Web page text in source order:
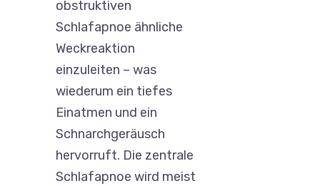
obstruktiven
Schlafapnoe ähnliche
Weckreaktion
einzuleiten – was
wiederum ein tiefes
Einatmen und ein
Schnarchgeräusch
hervorruft. Die zentrale
Schlafapnoe wird meist